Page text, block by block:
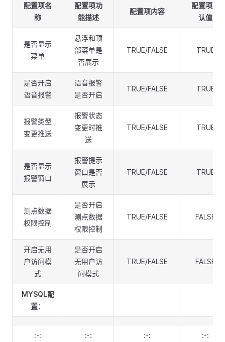
配置项名
称
配置项功
能描述
配置项内容
配置项默
认值
是否显示
菜单
悬浮和顶
部菜单是
否展示
TRUE/FALSE TRUE
是否开启
语音报警
语音报警
是否开启
TRUE/FALSE TRUE
报警类型
变更推送
报警状态
变更时推
送
TRUE/FALSE TRUE
是否显示
报警窗口
报警提示
窗口是否
展示
TRUE/FALSE TRUE
测点数据
权限控制
是否开启
测点数据
权限控制
TRUE/FALSE FALSE
开启无用
户访问模
式
是否开启
无用户访
问模式
TRUE/FALSE FALSE
MYSQL配
置：
:-: :-: :-: :-: